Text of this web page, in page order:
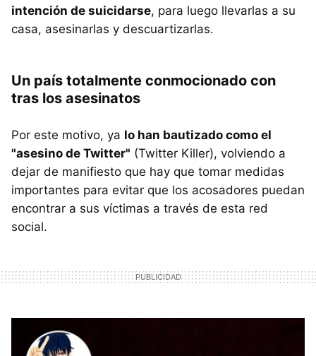
intención de suicidarse, para luego llevarlas a su
casa, asesinarlas y descuartizarlas.
Un país totalmente conmocionado con
tras los asesinatos
Por este motivo, ya lo han bautizado como el
"asesino de Twitter" (Twitter Killer), volviendo a
dejar de manifiesto que hay que tomar medidas
importantes para evitar que los acosadores puedan
encontrar a sus víctimas a través de esta red
social.